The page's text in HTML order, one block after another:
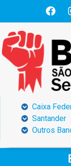
Caixa
Santander
Outros